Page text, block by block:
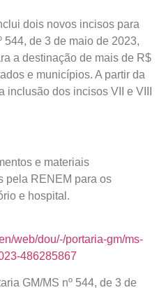
dois novos incisos para
544, de 3 de maio de 2023,
a destinação de mais de R$
e municípios. A partir da
dos incisos VII e VIII
e materiais
pela RENEM para os
e hospital.
web/dou/-/portaria-gm/ms-
486285867
GM/MS nº 544, de 3 de